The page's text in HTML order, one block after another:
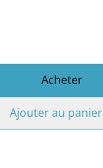
Acheter
Ajouter au panier